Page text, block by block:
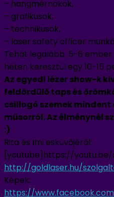
– hangmérnökök,
– grafikusok,
– technikusok,
– laser safety officer
Tehát legalább. 5-6
héten keresztül egy 10-15
Az egyedi lézer show-k
feldördülő taps és
csillogó szemek
műsorról. Az élménynél
:)
Rita és Imi esküvőjéről:
[youtube]https://
http://goldlaser.hu/
Képek:
https://